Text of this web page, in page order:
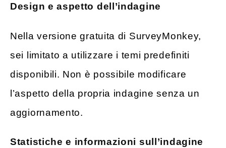
Design e aspetto dell’indagine
Nella versione gratuita di SurveyMonkey,
sei limitato a utilizzare i temi predefiniti
disponibili. Non è possibile modificare
l’aspetto della propria indagine senza un
aggiornamento.
Statistiche e informazioni sull’indagine